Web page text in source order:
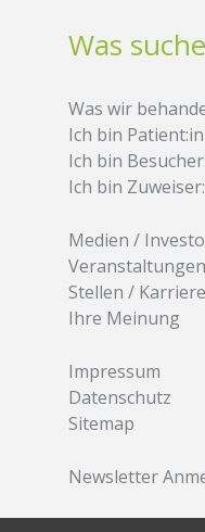
Was
Was wir
Ich bin Patient:in
Ich bin
Ich bin
Medien /
Stellen / Karriere
Ihre Meinung
Impressum
Datenschutz
Sitemap
Newsletter